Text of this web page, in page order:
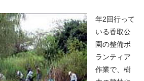
年2回行って
いる香取公
園の整備ボ
ランティア
作業で、樹